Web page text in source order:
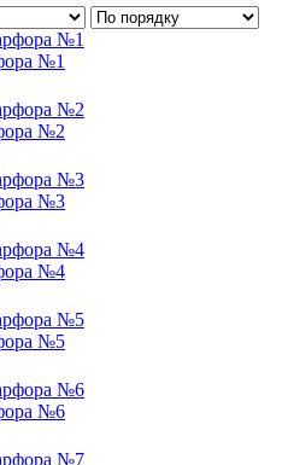
№1
№2
№3
№4
№5
№6